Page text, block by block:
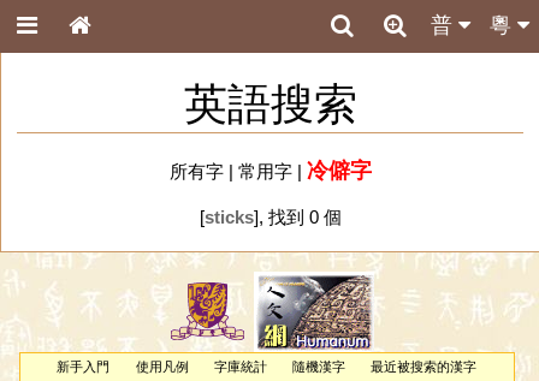
粵
普
英語搜索
所有字| 常用字| 冷僻字
[sticks], 找到 0 個
新手入門 使用凡例 字庫統計 隨機漢字
最近被搜索的漢字